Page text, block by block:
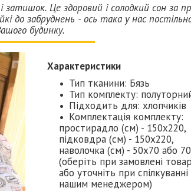
затишок. Це здоровий і солодкий сон за
до забруднень - ось така у нас
будинку.
Характеристики
Тип тканини: Бязь
Тип комплекту:
Підходить для: хлопчиків
Комплектація комплекту:
простирадло (см) - 150х220,
підковдра (см) - 150х220,
наволочка (см) - 50х70 або
(оберіть при замовлені
або уточніть при спілкуванні
нашим менеджером)